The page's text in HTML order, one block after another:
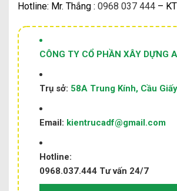
Hotline: Mr. Thắng : 0968 037 444 –
CÔNG TY CỔ PHẦN XÂY DỰNG
Trụ sở: 58A Trung Kính, Cầu
Email: kientrucadf@gmail.com
Hotline:
0968.037.444 Tư vấn 24/7